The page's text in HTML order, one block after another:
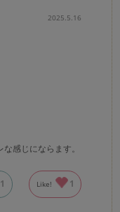
2025.5.16
感じにならます。
1 Like! 1